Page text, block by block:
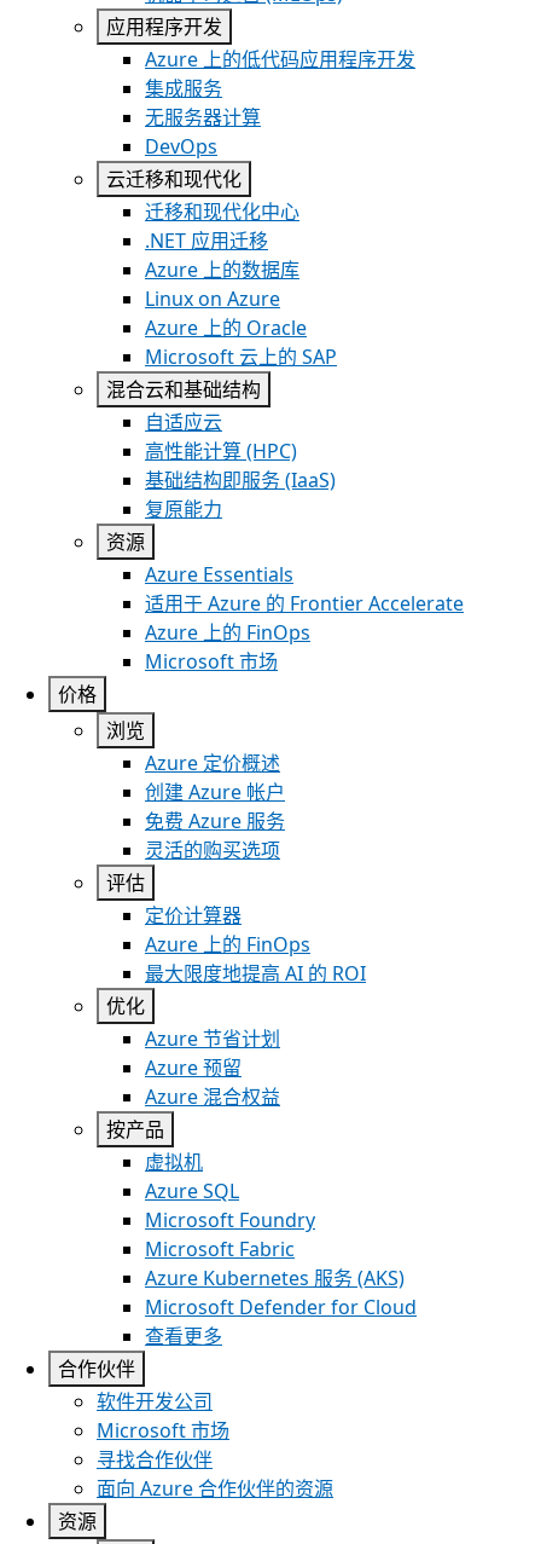
应用程序开发
Azure 上的低代码应用程序开发
集成服务
无服务器计算
DevOps
云迁移和现代化
迁移和现代化中心
.NET 应用迁移
Azure 上的数据库
Linux on Azure
Azure 上的 Oracle
Microsoft 云上的 SAP
混合云和基础结构
自适应云
高性能计算 (HPC)
基础结构即服务 (IaaS)
复原能力
资源
Azure Essentials
适用于 Azure 的 Frontier Accelerate
Azure 上的 FinOps
Microsoft 市场
价格
浏览
Azure 定价概述
创建 Azure 帐户
免费 Azure 服务
灵活的购买选项
评估
定价计算器
Azure 上的 FinOps
最大限度地提高 AI 的 ROI
优化
Azure 节省计划
Azure 预留
Azure 混合权益
按产品
虚拟机
Azure SQL
Microsoft Foundry
Microsoft Fabric
Azure Kubernetes 服务 (AKS)
Microsoft Defender for Cloud
查看更多
合作伙伴
软件开发公司
Microsoft 市场
寻找合作伙伴
面向 Azure 合作伙伴的资源
资源